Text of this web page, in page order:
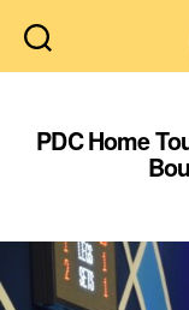
PDC Home